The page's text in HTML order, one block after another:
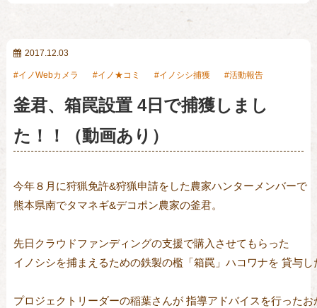
2017.12.03
イノWebカメラ イノ★コミ イノシシ捕獲 活動報告
釜君、箱罠設置 4日で捕獲しまし
た！！（動画あり）
今年８月に狩猟免許&狩猟申請をした農家ハンターメンバーで
熊本県南でタマネギ&デコポン農家の釜君。
先日クラウドファンディングの支援で購入させてもらった
イノシシを捕まえるための鉄製の檻「箱罠」ハコワナを 貸与し
プロジェクトリーダーの稲葉さんが 指導アドバイスを行ったお